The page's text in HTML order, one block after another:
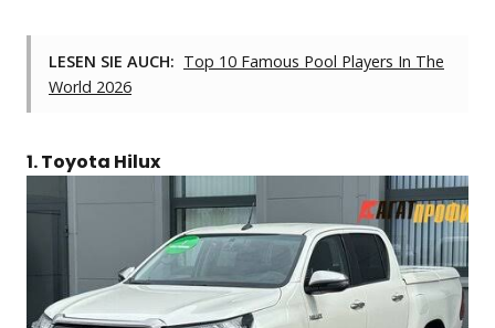
LESEN SIE AUCH: Top 10 Famous Pool Players In The
World 2026
1. Toyota Hilux